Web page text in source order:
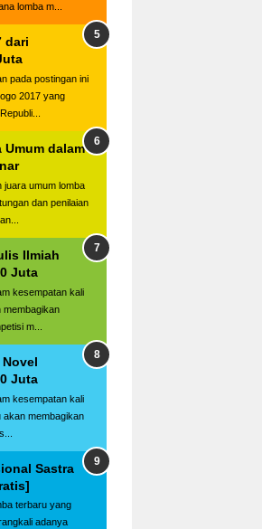
lomba m...
dari
pada postingan ini
2017 yang
Umum dalam
juara umum lomba
dan penilaian
Ilmiah
Juta
kesempatan kali
membagikan
m...
Juta
kesempatan kali
akan membagikan
Sastra
terbaru yang
adanya